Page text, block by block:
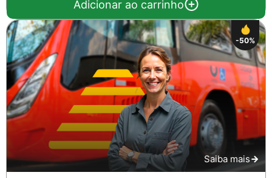
Adicionar ao carrinho
-50%
Saiba mais